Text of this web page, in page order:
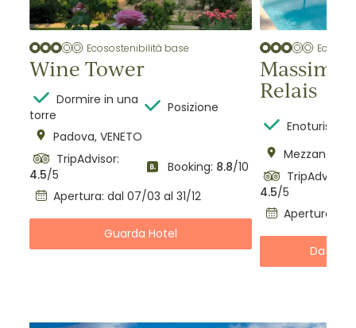
Ecosostenibilità base
Wine Tower
Dormire in una
torre
Posizione
Padova, VENETO
TripAdvisor:
4.5/5 Booking: 8.8/10
Apertura: dal 07/03 al 31/12
Guarda Hotel
Relais
Enoturismo
Mezzane di
TripAdvisor:
4.5/5
Apertura:
Da €